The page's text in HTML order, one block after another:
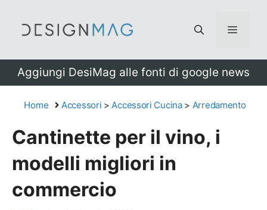
Menu
Aggiungi DesiMag alle fonti di google news
Home Accessori >Accessori Cucina> Arredamento
Cantinette per il vino, i
modelli migliori in
commercio